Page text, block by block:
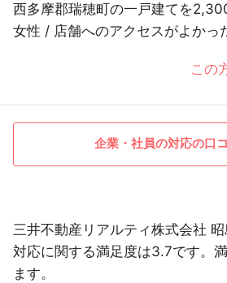
西多摩郡瑞穂町の一戸建てを
女性 / 店舗へのアクセスがよかっ
この
企業・社員の対応の口
三井不動産リアルティ株式会社
対応に関する満足度は3.7です。
ます。